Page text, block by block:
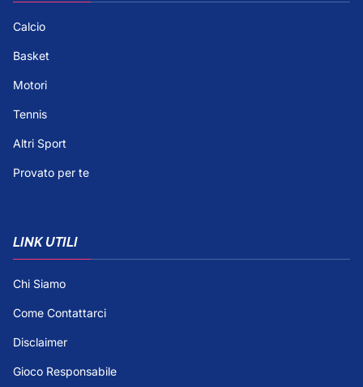
Calcio
Basket
Motori
Tennis
Altri Sport
Provato per te
LINK UTILI
Chi Siamo
Come Contattarci
Disclaimer
Gioco Responsabile